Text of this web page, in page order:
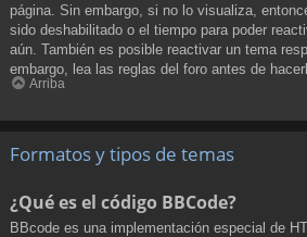
página. Sin embargo, si no lo visualiza,
sido deshabilitado o el tiempo para poder
aún. También es posible reactivar un tema
embargo, lea las reglas del foro antes de
Arriba
Formatos y tipos de temas
¿Qué es el código BBCode?
BBcode es una implementación especial de